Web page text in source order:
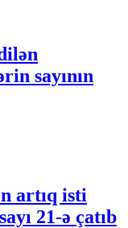
sayının
artıq isti
21-ə çatıb